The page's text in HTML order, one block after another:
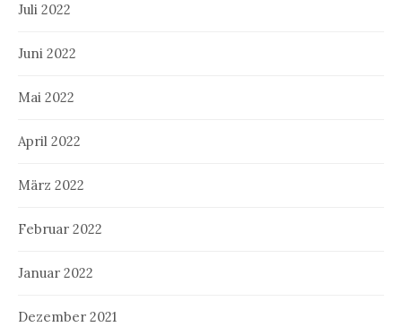
Juli 2022
Juni 2022
Mai 2022
April 2022
März 2022
Februar 2022
Januar 2022
Dezember 2021